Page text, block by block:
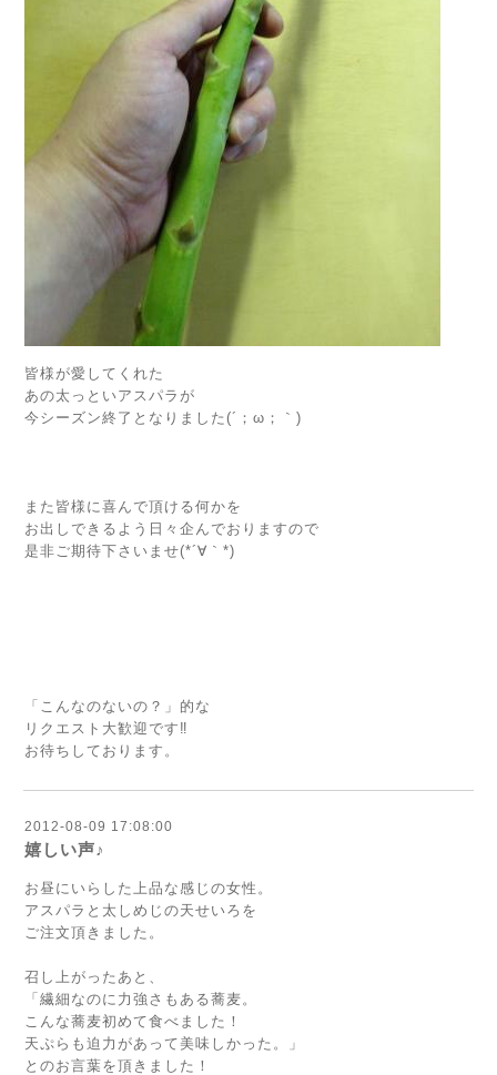
皆様が愛してくれた
あの太っといアスパラが
今シーズン終了となりました(´；ω；｀)
また皆様に喜んで頂ける何かを
お出しできるよう日々企んでおりますので
是非ご期待下さいませ(*´∀｀*)
「こんなのないの？」的な
リクエスト大歓迎です‼
お待ちしております。
2012-08-09 17:08:00
嬉しい声♪
お昼にいらした上品な感じの女性。
アスパラと太しめじの天せいろを
ご注文頂きました。
召し上がったあと、
「繊細なのに力強さもある蕎麦。
こんな蕎麦初めて食べました！
天ぷらも迫力があって美味しかった。」
とのお言葉を頂きました！